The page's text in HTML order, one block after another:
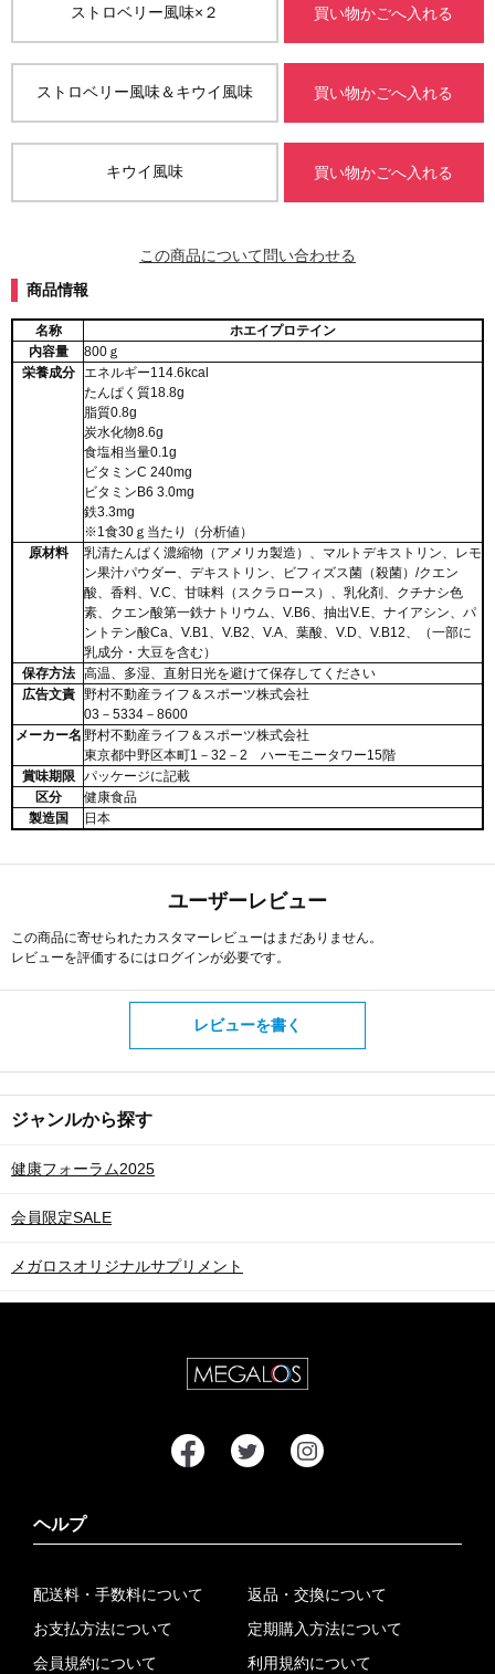
ストロベリー風味×２ 買い物かごへ入れる
ストロベリー風味＆キウイ風味 買い物かごへ入れる
キウイ風味 買い物かごへ入れる
この商品について問い合わせる
商品情報
名称
ホエイプロテイン
内容量
800ｇ
栄養成分
エネルギー114.6kcal
たんぱく質18.8g
脂質0.8g
炭水化物8.6g
食塩相当量0.1g
ビタミンC 240mg
ビタミンB6 3.0mg
鉄3.3mg
※1食30ｇ当たり（分析値）
原材料
乳清たんぱく濃縮物（アメリカ製造）、マルトデキストリン、レモ
ン果汁パウダー、デキストリン、ビフィズス菌（殺菌）/クエン
酸、香料、V.C、甘味料（スクラロース）、乳化剤、クチナシ色
素、クエン酸第一鉄ナトリウム、V.B6、抽出V.E、ナイアシン、パ
ントテン酸Ca、V.B1、V.B2、V.A、葉酸、V.D、V.B12、（一部に
乳成分・大豆を含む）
保存方法
高温、多湿、直射日光を避けて保存してください
広告文責
野村不動産ライフ＆スポーツ株式会社
03－5334－8600
メーカー名 野村不動産ライフ＆スポーツ株式会社
東京都中野区本町1－32－2 ハーモニータワー15階
賞味期限
パッケージに記載
区分
健康食品
製造国
日本
ユーザーレビュー
この商品に寄せられたカスタマーレビューはまだありません。
レビューを評価するには ログインが必要です。
レビューを書く
ジャンルから探す
健康フォーラム2025
会員限定SALE
メガロスオリジナルサプリメント
ヘルプ
配送料・手数料について
お支払方法について
会員規約について
返品・交換について
定期購入方法について
利用規約について